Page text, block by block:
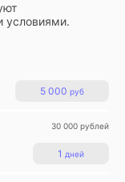
условиями.
5 000 руб
30 000 рублей
1 дней